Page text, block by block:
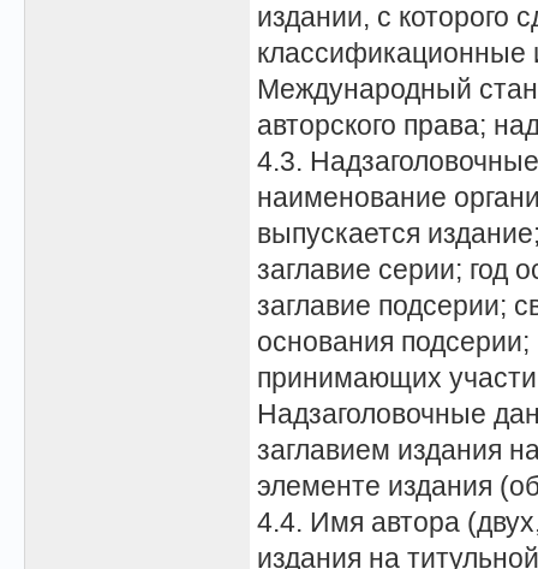
издании, с которого
классификационные
Международный
авторского права;
4.3.
наименование
выпускается
заглавие серии; год
заглавие подсерии;
основания
принимающих
Надзаголовочные
заглавием издания
элементе издания
4.4. Имя автора
издания на